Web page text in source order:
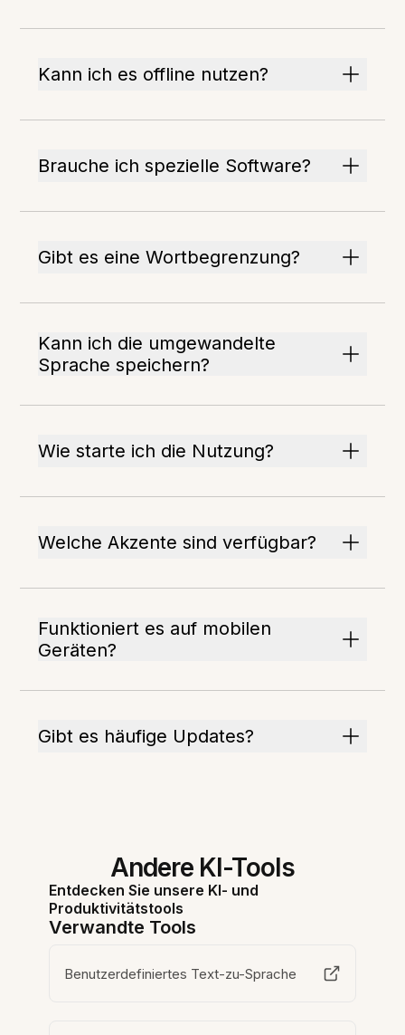
Kann ich es offline nutzen?
Brauche ich spezielle Software?
Gibt es eine Wortbegrenzung?
Kann ich die umgewandelte
Sprache speichern?
Wie starte ich die Nutzung?
Welche Akzente sind verfügbar?
Funktioniert es auf mobilen
Geräten?
Gibt es häufige Updates?
Andere KI-Tools
Entdecken Sie unsere KI- und
Produktivitätstools
Verwandte Tools
Benutzerdefiniertes Text-zu-Sprache